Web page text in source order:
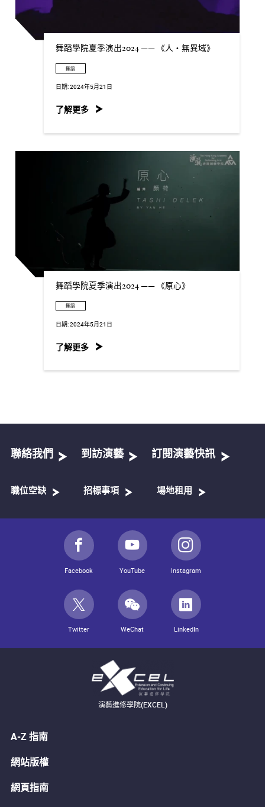
舞蹈學院夏季演出2024 —— 《人・無異域》
舞蹈
日期:2024年5月21日
了解更多
舞蹈學院夏季演出2024 —— 《原心》
舞蹈
日期:2024年5月21日
了解更多
聯絡我們 到訪演藝 訂閱演藝快訊
職位空缺 招標事項 場地租用
Facebook YouTube Instagram
Twitter WeChat LinkedIn
演藝進修學院(EXCEL)
A-Z 指南
網站版權
網頁指南